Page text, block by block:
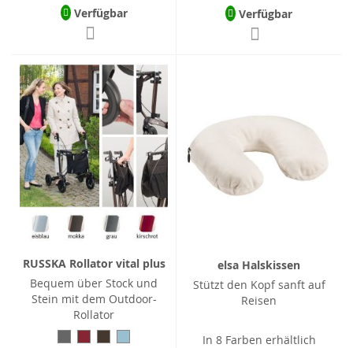
Verfügbar Verfügbar
RUSSKA Rollator vital plus
Bequem über Stock und
Stein mit dem Outdoor-
Rollator
elsa Halskissen
Stützt den Kopf sanft auf
Reisen
In 8 Farben erhältlich